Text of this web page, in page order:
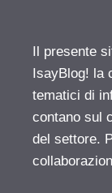
Il presente
IsayBlog! la
tematici di
contano sul
del settore.